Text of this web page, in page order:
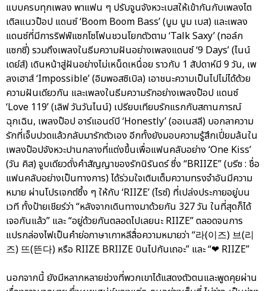
แบบครบทุกเพลง พาแฟน ๆ ปรับจูนจังหวะเบสให้เข้ากันกับเพลงไต
เติลแนวป๊อป แดนซ์ ‘Boom Boom Bass’ (บูม บูม เบส) และเพลง
แดนซ์ที่มีการริฟฟ์แซกโซโฟนชวนโยกตัวตาม ‘Talk Saxy’ (ทอล์ก
แซกซี่) รวมถึงเพลงในธีมความฝันอย่างเพลงแดนซ์ ‘9 Days’ (ไนน์
เดย์ส์) เดินหน้าสู่ฝันอย่างไม่เหน็ดเหนื่อย ราวกับ 1 สัปดาห์มี 9 วัน, เพ
ลงเฮาส์ ‘Impossible’ (อิมพอสซิเบิล) เอาชนะความเป็นไปไม่ได้ด้วย
ความฝันเดียวกัน และเพลงในธีมความรักอย่างเพลงป๊อป แดนซ์
‘Love 119’ (เลิฟ วันวันไนน์) เปรียบเทียบรักแรกกับสถานการณ์
ฉุกเฉิน, เพลงป๊อป อาร์แอนด์บี ‘Honestly’ (ออเนสลี) บอกลาความ
รักที่เจ็บปวดแล้วกลับมารักตัวเอง อีกทั้งยังมอบความรู้สึกเปี่ยมล้นใน
เพลงป๊อปจังหวะปานกลางที่แต่งขึ้นเพื่อแฟนคลับอย่าง ‘One Kiss’
(วัน คิส) จูบเดียวดั่งคำสัญญาของรักนิรันดร์ ซึ่ง “BRIIZE” (บรีซ : ชื่อ
แฟนคลับอย่างเป็นทางการ) ได้ร่วมใจเติมเต็มความทรงจำอันมีความ
หมาย ผ่านโปรเจกต์ซึ้ง ๆ ให้กับ ‘RIIZE’ (ไรซ์) ที่เปล่งประกายอยู่บน
เวที ทั้งป้ายเชียร์ว่า “หลังจากเดินทางมาด้วยกัน 327 วัน ในที่สุดก็ได้
เจอกันแล้ว” และ “อยู่ด้วยกันตลอดไปเลยนะ RIIZE” ตลอดจนการ
แปรกล่องไฟเป็นคำย่อภาษาเกาหลีสื่อความหมายว่า “라(이즈) 브(리
즈) 뜨(뜬다) หรือ RIIZE BRIIZE บินไปกันเถอะ” และ “❤ RIIZE”
นอกจากนี้ ยังมีหลากหลายช่วงที่พวกเขาได้แสดงตัวตนและพูดคุยผ่าน